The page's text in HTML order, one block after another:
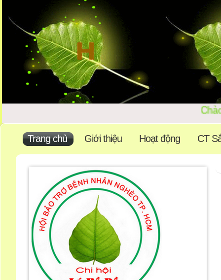
Trang chủ Giới thiệu Hoạt động CT